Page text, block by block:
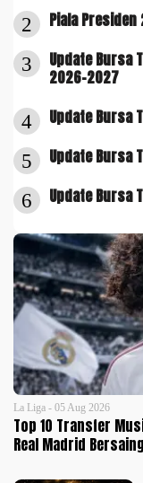
2 Piala
3
Update Bursa
2026-2027
4 Update Bursa
5 Update Bursa
6 Update Bursa
La Liga - 05 Aug 2026
Top 10 Transfer
Real Madrid Bersaing